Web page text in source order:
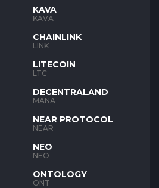
KAVA
KAVA
CHAINLINK
LINK
LITECOIN
LTC
DECENTRALAND
MANA
NEAR PROTOCOL
NEAR
NEO
NEO
ONTOLOGY
ONT